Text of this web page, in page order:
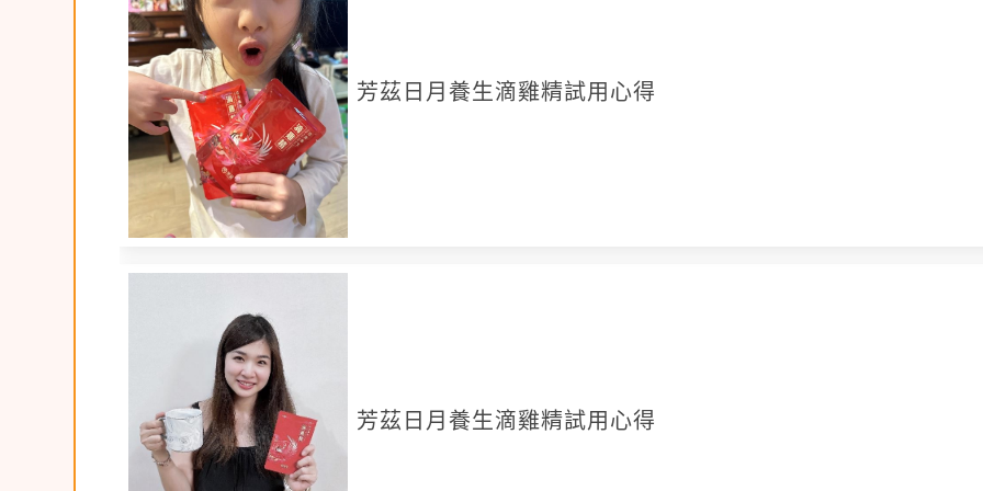
遊保持體力等)。
※照片：至少拍攝 6 張以上（照片辨識度清晰，畫面上不使用貼圖等裝飾，濾鏡請勿過重）
※文字及照片需無條件同意授權給客戶宣傳使用。
※違規字眼注意：
1.若 以下違規字 直接與產品做連結會觸犯到法規：
提升免疫力、失眠、疲勞、頭腦昏沉、調節免疫功能、術後休養、不長胖、只留營養不留豐
營養、發奶、小分子高蛋白、豐富蛋白、含優質蛋白、好吸收等字眼。
正確範例：全民動起來，補充關鍵營養。 日月養生滴雞精，呵護全家人健康。滴雞精含有
錯誤範例：喝滴雞精
【參加資格】
芳茲日月養生滴雞精試用心得
芳茲日月養生滴雞精試用心得